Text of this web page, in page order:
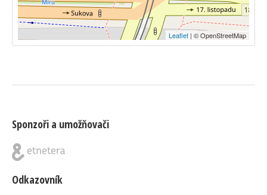
Leaflet | © OpenStreetMap
Sponzoři a umožňovači
Odkazovník